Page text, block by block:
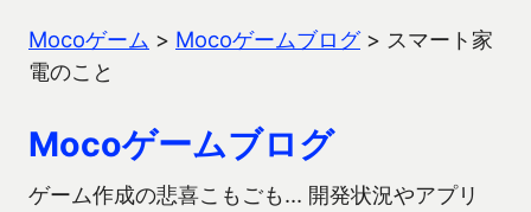
Mocoゲーム > Mocoゲームブログ> スマート家
電のこと
Mocoゲームブログ
ゲーム作成の悲喜こもごも… 開発状況やアプリ